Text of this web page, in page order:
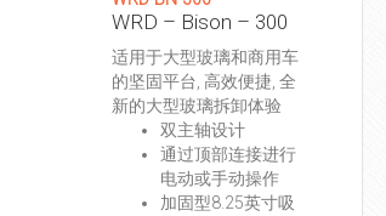
WRD – Bison – 300
适用于大型玻璃和商用车
的坚固平台, 高效便捷, 全
新的大型玻璃拆卸体验
双主轴设计
通过顶部连接进行
电动或手动操作
加固型8.25英寸吸